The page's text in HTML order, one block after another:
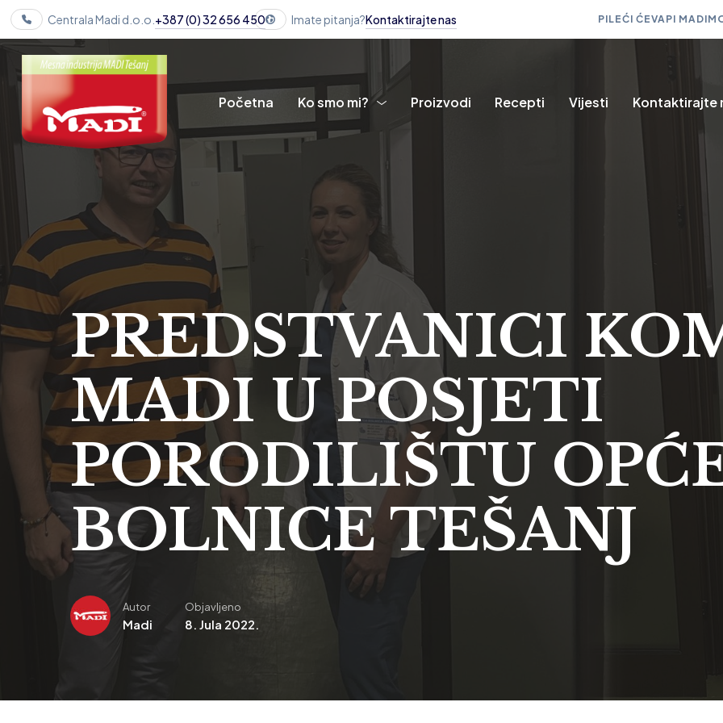
Centrala Madi d.o.o. +387 (0) 32 656 450 Imate pitanja?Kontaktirajte nas PILEĆI ĆEVAPI MADI
Početna Ko smo mi? Proizvodi Recepti Vijesti Kontaktirajte
PREDSTVANICI
MADI U POSJETI
PORODILIŠTU
BOLNICE TEŠANJ
Autor
Madi
Objavljeno
8. Jula 2022.